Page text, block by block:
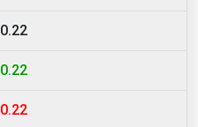
0.22
0.22
0.22